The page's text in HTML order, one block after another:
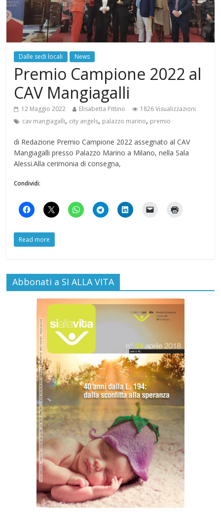
Dalle sedi locali News
Premio Campione 2022 al
CAV Mangiagalli
12 Maggio 2022 Elisabetta Pittino
1826 Visualizzazioni
cav mangiagalli, city angels, palazzo marino, premio
di Redazione Premio Campione 2022 assegnato al CAV
Mangiagalli presso Palazzo Marino a Milano, nella Sala
Alessi.Alla cerimonia di consegna,
Condividi:
Read more
Abbonati a SI ALLA VITA